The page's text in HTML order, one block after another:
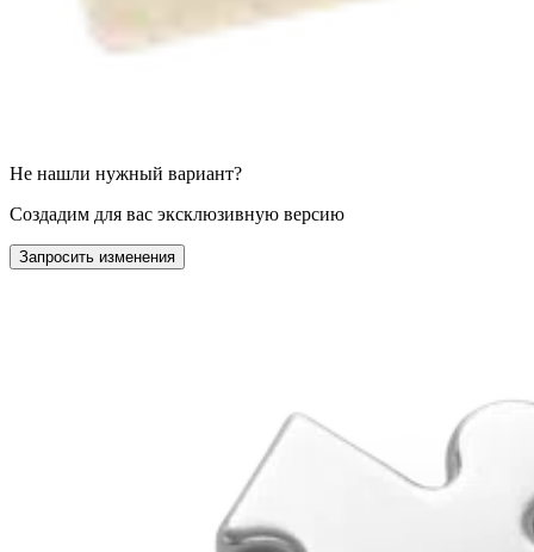
Не нашли нужный вариант?
Создадим для вас эксклюзивную версию
Запросить изменения